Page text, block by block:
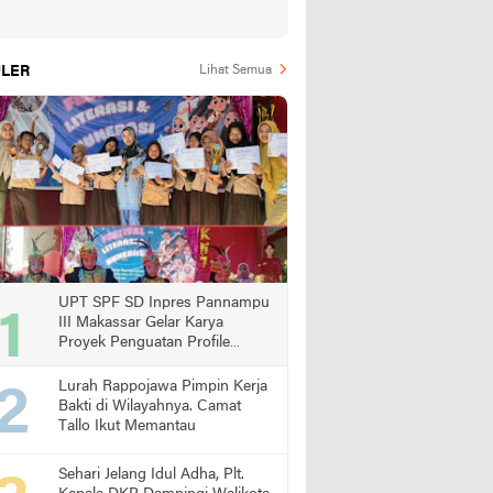
Lihat Semua
UPT SPF SD Inpres Pannampu
III Makassar Gelar Karya
Proyek Penguatan Profile
Lurah Rappojawa Pimpin Kerja
Bakti di Wilayahnya. Camat
Tallo Ikut Memantau
Sehari Jelang Idul Adha, Plt.